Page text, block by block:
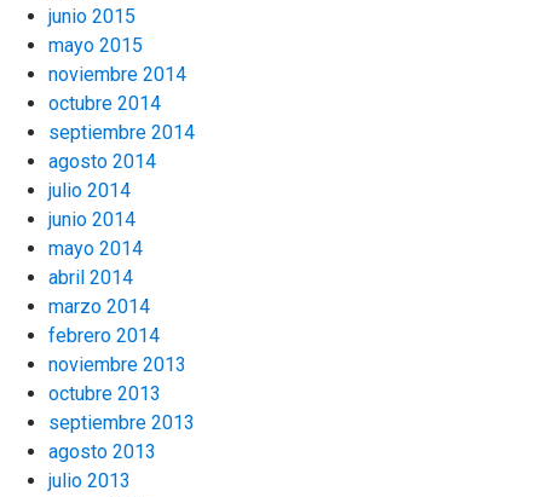
junio 2015
mayo 2015
noviembre 2014
octubre 2014
septiembre 2014
agosto 2014
julio 2014
junio 2014
mayo 2014
abril 2014
marzo 2014
febrero 2014
noviembre 2013
octubre 2013
septiembre 2013
agosto 2013
julio 2013